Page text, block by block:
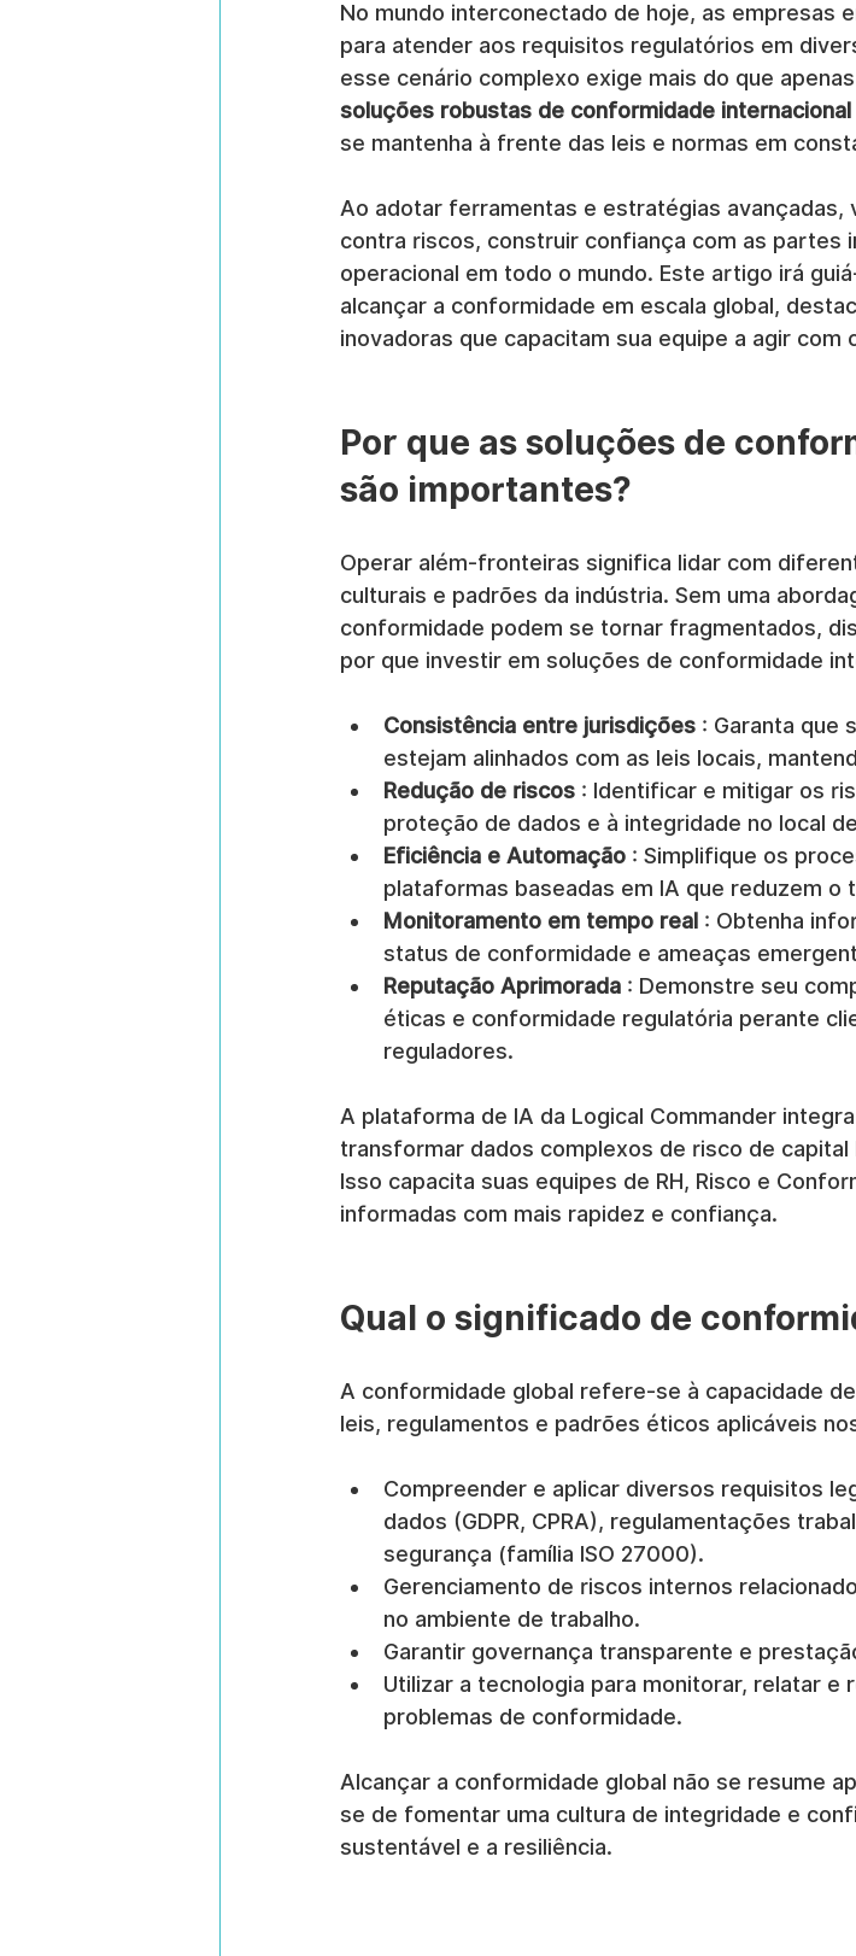
No mundo interconectado de hoje, as empresas
para atender aos requisitos regulatórios em
esse cenário complexo exige mais do que
soluções robustas de conformidade internacional
se mantenha à frente das leis e normas em
Ao adotar ferramentas e estratégias
contra riscos, construir confiança com as partes
operacional em todo o mundo. Este artigo irá
alcançar a conformidade em escala global,
inovadoras que capacitam sua equipe a agir com
Por que as soluções de
são importantes?
Operar além-fronteiras significa lidar com
culturais e padrões da indústria. Sem uma
conformidade podem se tornar fragmentados,
por que investir em soluções de conformidade
Consistência entre jurisdições : Garanta que
estejam alinhados com as leis locais,
Redução de riscos : Identificar e mitigar os
proteção de dados e à integridade no local
Eficiência e Automação : Simplifique os
plataformas baseadas em IA que reduzem o
Monitoramento em tempo real : Obtenha
status de conformidade e ameaças
Reputação Aprimorada : Demonstre seu
éticas e conformidade regulatória perante
reguladores.
A plataforma de IA da Logical Commander
transformar dados complexos de risco de
Isso capacita suas equipes de RH, Risco e
informadas com mais rapidez e confiança.
Qual o significado de
A conformidade global refere-se à capacidade
leis, regulamentos e padrões éticos aplicáveis
Compreender e aplicar diversos requisitos
dados (GDPR, CPRA), regulamentações
segurança (família ISO 27000).
Gerenciamento de riscos internos
no ambiente de trabalho.
Garantir governança transparente e
Utilizar a tecnologia para monitorar, relatar e
problemas de conformidade.
Alcançar a conformidade global não se resume
se de fomentar uma cultura de integridade e
sustentável e a resiliência.